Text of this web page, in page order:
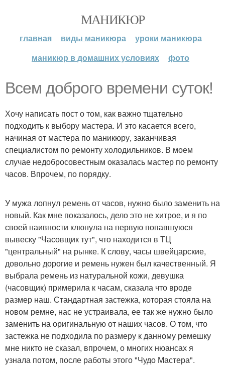
МАНИКЮР
главная виды маникюра
уроки маникюра
маникюр в домашних условиях
фото
Всем доброго времени суток!
Хочу написать пост о том, как важно тщательно
подходить к выбору мастера. И это касается всего,
начиная от мастера по маникюру, заканчивая
специалистом по ремонту холодильников. В моем
случае недобросовестным оказалась мастер по ремонту
часов. Впрочем, по порядку.
У мужа лопнул ремень от часов, нужно было заменить на
новый. Как мне показалось, дело это не хитрое, и я по
своей наивности клюнула на первую попавшуюся
вывеску "Часовщик тут", что находится в ТЦ
"центральный" на рынке. К слову, часы швейцарские,
довольно дорогие и ремень нужен был качественный. Я
выбрала ремень из натуральной кожи, девушка
(часовщик) примерила к часам, сказала что вроде
размер наш. Стандартная застежка, которая стояла на
новом ремне, нас не устраивала, ее так же нужно было
заменить на оригинальную от наших часов. О том, что
застежка не подходила по размеру к данному ремешку
мне никто не сказал, впрочем, о многих нюансах я
узнала потом, после работы этого "Чудо Мастера".